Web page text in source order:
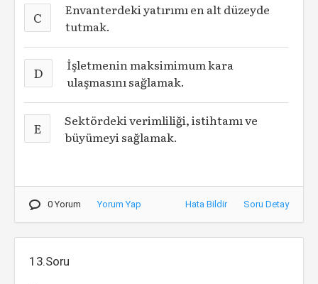
C
Envanterdeki yatırımı en alt düzeyde
tutmak.
D
İşletmenin maksimimum kara
ulaşmasını sağlamak.
E
Sektördeki verimliliği, istihtamı ve
büyümeyi sağlamak.
0 Yorum Yorum Yap Hata Bildir Soru Detay
13.Soru